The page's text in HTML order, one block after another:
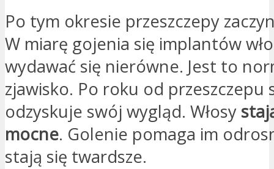
Po tym okresie przeszczepy
W miarę gojenia się implantów
wydawać się nierówne. Jest to
zjawisko. Po roku od przeszczepu
odzyskuje swój wygląd. Włosy
mocne. Golenie pomaga im
stają się twardsze.